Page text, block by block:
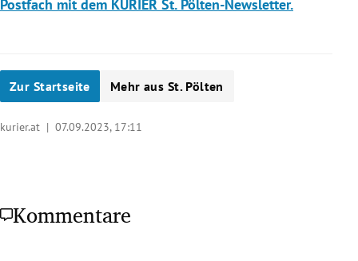
Postfach mit dem KURIER St. Pölten-Newsletter.
Zur Startseite Mehr aus St. Pölten
kurier.at | 07.09.2023, 17:11
Kommentare